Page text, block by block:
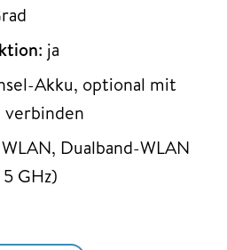
: ja
Akku, optional mit
verbinden
Dualband-WLAN
GHz)